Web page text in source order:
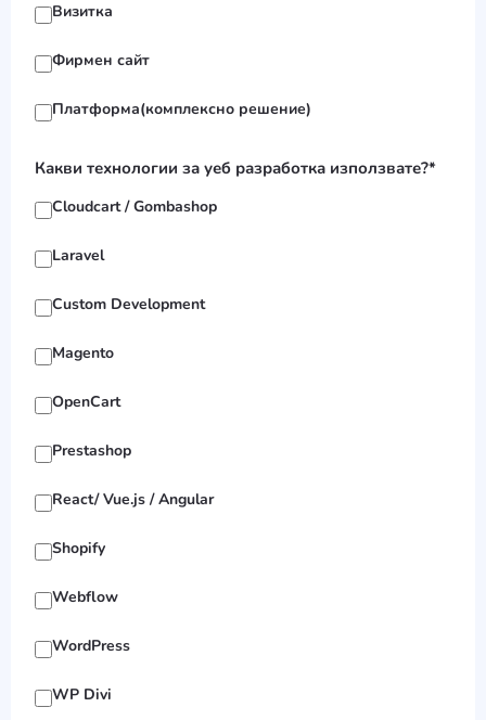
Визитка
Фирмен сайт
Платформа(комплексно решение)
Какви технологии за уеб разработка използвате?*
Cloudcart / Gombashop
Laravel
Custom Development
Magento
OpenCart
Prestashop
React/ Vue.js / Angular
Shopify
Webflow
WordPress
WP Divi